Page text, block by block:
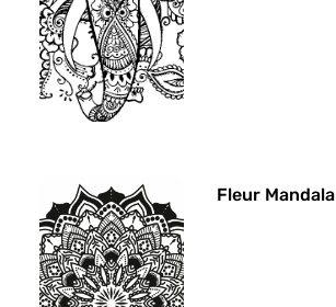
Fleur Mandala